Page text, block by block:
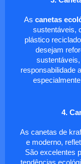
As canetas
sustentáveis,
plástico
desejam
responsabilidade
4.
As canetas de
e moderno,
São excelentes